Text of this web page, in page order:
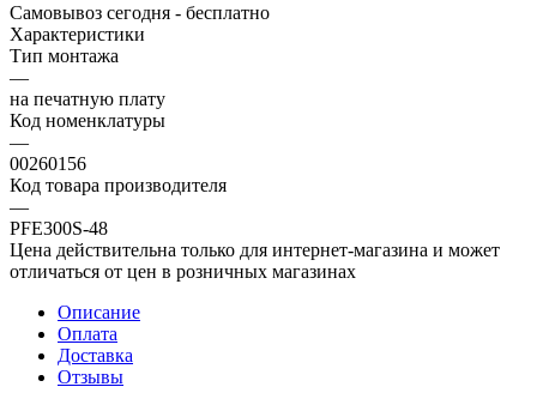
Самовывоз сегодня - бесплатно
Характеристики
Тип монтажа
—
на печатную плату
Код номенклатуры
—
00260156
Код товара производителя
—
PFE300S-48
Цена действительна только для интернет-магазина и может
отличаться от цен в розничных магазинах
Описание
Оплата
Доставка
Отзывы